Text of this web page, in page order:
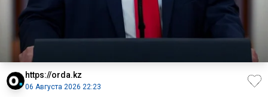
https://orda.kz
06 Августа 2026 22:23